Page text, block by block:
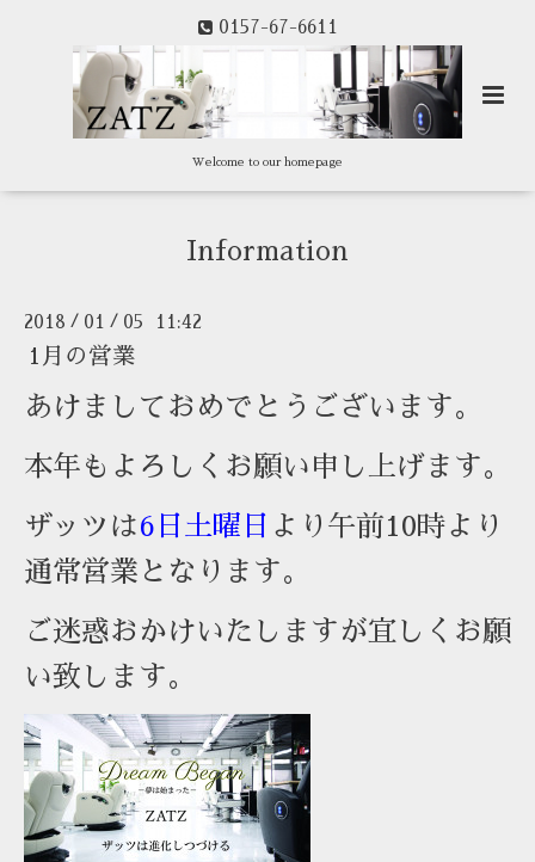
0157-67-6611
Welcome to our homepage
Information
2018 / 01 / 05 11:42
1月の営業
あけましておめでとうございます。
本年もよろしくお願い申し上げます。
ザッツは6日土曜日 より午前10時より
通常営業となります。
ご迷惑おかけいたしますが宜しくお願
い致します。